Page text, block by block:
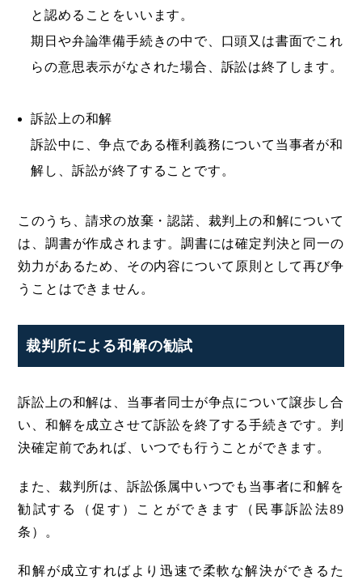
と認めることをいいます。
期日や弁論準備手続きの中で、口頭又は書面でこれ
らの意思表示がなされた場合、訴訟は終了します。
訴訟上の和解
訴訟中に、争点である権利義務について当事者が和
解し、訴訟が終了することです。
このうち、請求の放棄・認諾、裁判上の和解について
は、調書が作成されます。調書には確定判決と同一の
効力があるため、その内容について原則として再び争
うことはできません。
裁判所による和解の勧試
訴訟上の和解は、当事者同士が争点について譲歩し合
い、和解を成立させて訴訟を終了する手続きです。判
決確定前であれば、いつでも行うことができます。
また、裁判所は、訴訟係属中いつでも当事者に和解を
勧試する（促す）ことができます（民事訴訟法89
条）。
和解が成立すればより迅速で柔軟な解決ができるた